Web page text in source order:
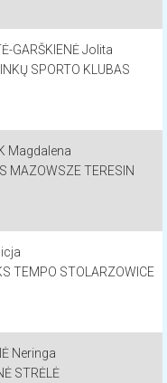
GARŠKIENĖ Jolita
SPORTO KLUBAS
Magdalena
MAZOWSZE TERESIN
TEMPO STOLARZOWICE
Neringa
STRĖLĖ